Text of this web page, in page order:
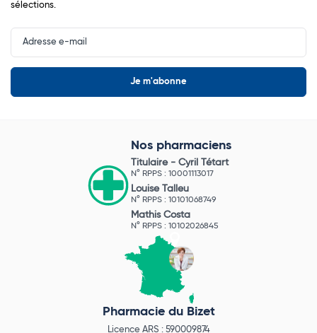
sélections.
Input
Newsletter
Nos pharmaciens
Titulaire - Cyril Tétart
N° RPPS : 10001113017
Louise Talleu
N° RPPS : 10101068749
Mathis Costa
N° RPPS : 10102026845
Pharmacie du Bizet
Licence ARS : 590009874